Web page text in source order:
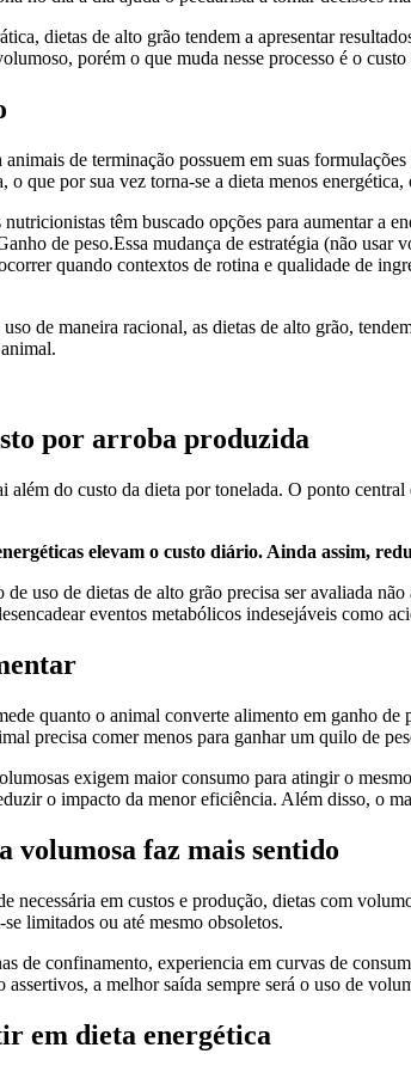
dietas de alto grão tendem a apresentar
porém o que muda nesse processo é o
de terminação possuem em suas
o que por sua vez torna-se a dieta menos
têm buscado opções para aumentar a
de peso.Essa mudança de estratégia (não
quando contextos de rotina e qualidade de
de maneira racional, as dietas de alto grão,
por arroba produzida
além do custo da dieta por tonelada. O ponto central
elevam o custo diário. Ainda assim,
de uso de dietas de alto grão precisa ser avaliada
eventos metabólicos indesejáveis como
quanto o animal converte alimento em ganho
precisa comer menos para ganhar um quilo de
exigem maior consumo para atingir o
o impacto da menor eficiência. Além disso, o
volumosa faz mais sentido
necessária em custos e produção, dietas com
limitados ou até mesmo obsoletos.
de confinamento, experiencia em curvas de
assertivos, a melhor saída sempre será o uso de
em dieta energética